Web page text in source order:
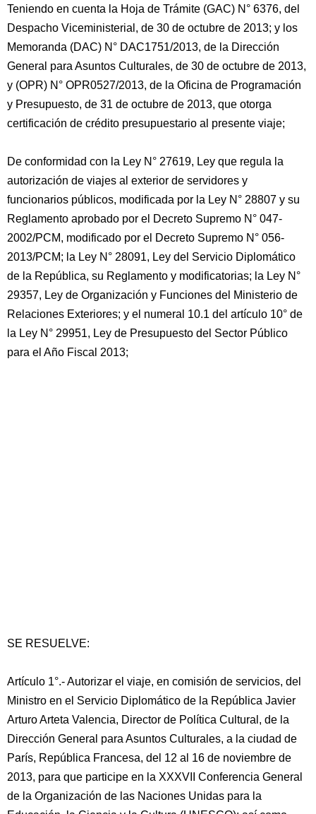
Teniendo en cuenta la Hoja de Trámite (GAC) N° 6376, del
Despacho Viceministerial, de 30 de octubre de 2013; y los
Memoranda (DAC) N° DAC1751/2013, de la Dirección
General para Asuntos Culturales, de 30 de octubre de 2013,
y (OPR) N° OPR0527/2013, de la Oficina de Programación
y Presupuesto, de 31 de octubre de 2013, que otorga
certificación de crédito presupuestario al presente viaje;
De conformidad con la Ley N° 27619, Ley que regula la
autorización de viajes al exterior de servidores y
funcionarios públicos, modificada por la Ley N° 28807 y su
Reglamento aprobado por el Decreto Supremo N° 047-
2002/PCM, modificado por el Decreto Supremo N° 056-
2013/PCM; la Ley N° 28091, Ley del Servicio Diplomático
de la República, su Reglamento y modificatorias; la Ley N°
29357, Ley de Organización y Funciones del Ministerio de
Relaciones Exteriores; y el numeral 10.1 del artículo 10° de
la Ley N° 29951, Ley de Presupuesto del Sector Público
para el Año Fiscal 2013;
SE RESUELVE:
Artículo 1°.- Autorizar el viaje, en comisión de servicios, del
Ministro en el Servicio Diplomático de la República Javier
Arturo Arteta Valencia, Director de Política Cultural, de la
Dirección General para Asuntos Culturales, a la ciudad de
París, República Francesa, del 12 al 16 de noviembre de
2013, para que participe en la XXXVII Conferencia General
de la Organización de las Naciones Unidas para la